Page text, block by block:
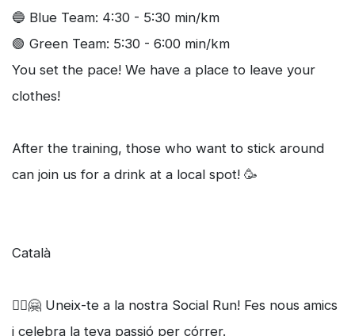
🔵 Blue Team: 4:30 - 5:30 min/km
🟢 Green Team: 5:30 - 6:00 min/km
You set the pace! We have a place to leave your
clothes!
After the training, those who want to stick around
can join us for a drink at a local spot! 🥳
Català
🏃‍♀️🤗 Uneix-te a la nostra Social Run! Fes nous amics
i celebra la teva passió per córrer.